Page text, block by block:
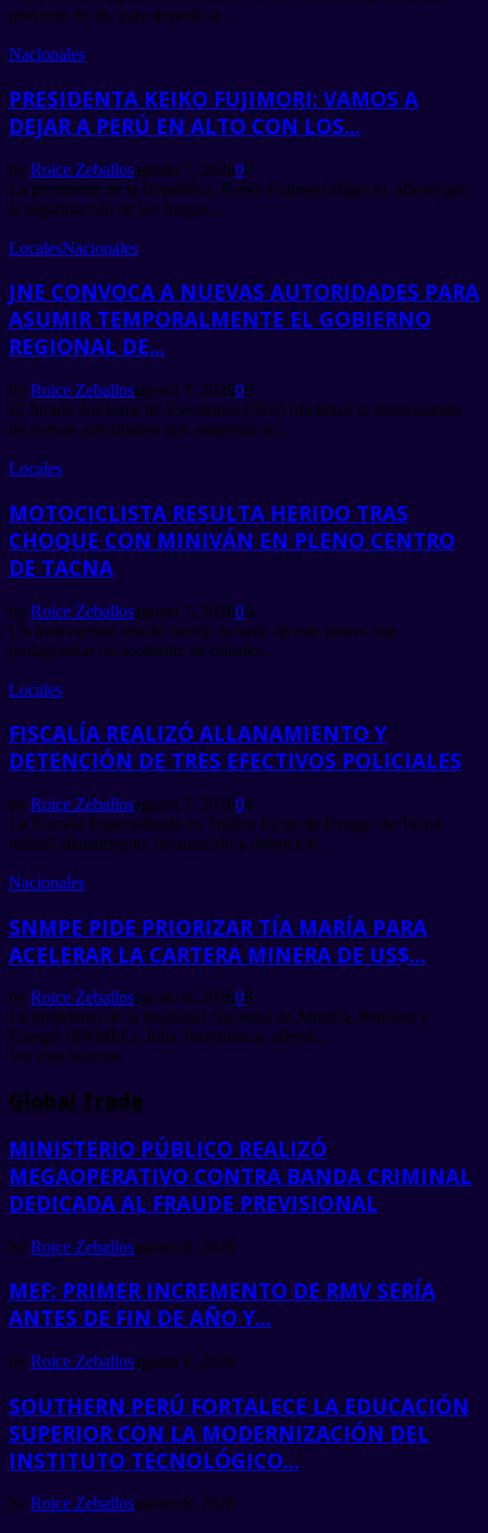
proyecto de ley para impedir la...
Nacionales
PRESIDENTA KEIKO FUJIMORI: VAMOS A
DEJAR A PERÚ EN ALTO CON LOS...
by Roice Zeballosagosto 7, 202607
La presidenta de la República, Keiko Fujimori Higuchi, afirmó que
la organización de los Juegos...
LocalesNacionales
JNE CONVOCA A NUEVAS AUTORIDADES PARA
ASUMIR TEMPORALMENTE EL GOBIERNO
REGIONAL DE...
by Roice Zeballosagosto 7, 202606
El Jurado Nacional de Elecciones (JNE) oficializó la convocatoria
de nuevas autoridades que asumirán de...
Locales
MOTOCICLISTA RESULTA HERIDO TRAS
CHOQUE CON MINIVÁN EN PLENO CENTRO
DE TACNA
by Roice Zeballosagosto 7, 202606
Un motociclista resultó herido la tarde de este jueves tras
protagonizar un accidente de tránsito...
Locales
FISCALÍA REALIZÓ ALLANAMIENTO Y
DETENCIÓN DE TRES EFECTIVOS POLICIALES
by Roice Zeballosagosto 7, 202604
La Fiscalía Especializada en Tráfico Ilícito de Drogas de Tacna
realizó allanamiento, incautación y detención...
Nacionales
SNMPE PIDE PRIORIZAR TÍA MARÍA PARA
ACELERAR LA CARTERA MINERA DE US$...
by Roice Zeballosagosto 6, 202608
La presidenta de la Sociedad Nacional de Minería, Petróleo y
Energía (SNMPE), Julia Torreblanca, afirmó...
Ver más noticias
Global Trade
MINISTERIO PÚBLICO REALIZÓ
MEGAOPERATIVO CONTRA BANDA CRIMINAL
DEDICADA AL FRAUDE PREVISIONAL
by Roice Zeballosagosto 8, 2026
MEF: PRIMER INCREMENTO DE RMV SERÍA
ANTES DE FIN DE AÑO Y...
by Roice Zeballosagosto 8, 2026
SOUTHERN PERÚ FORTALECE LA EDUCACIÓN
SUPERIOR CON LA MODERNIZACIÓN DEL
INSTITUTO TECNOLÓGICO...
by Roice Zeballosagosto 8, 2026